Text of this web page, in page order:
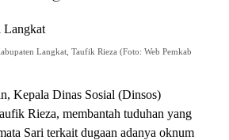
Langkat, Taufik Rieza (Foto: Web Pemkab
Kepala Dinas Sosial (Dinsos)
Rieza, membantah tuduhan yang
Sari terkait dugaan adanya oknum